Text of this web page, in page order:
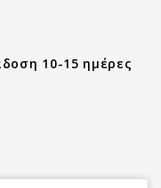
10-15 ημέρες